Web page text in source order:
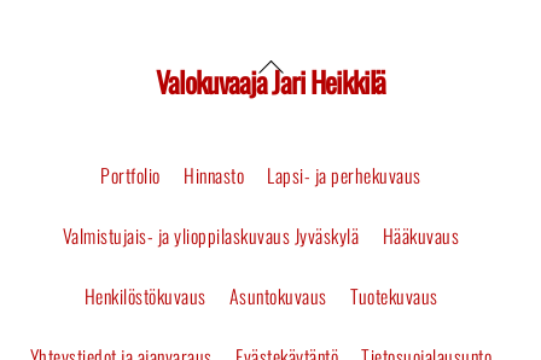
Back
Top
Valokuvaaja Jari Heikkilä
Portfolio Hinnasto Lapsi- ja perhekuvaus
Valmistujais- ja ylioppilaskuvaus Jyväskylä Hääkuvaus
Henkilöstökuvaus Asuntokuvaus Tuotekuvaus